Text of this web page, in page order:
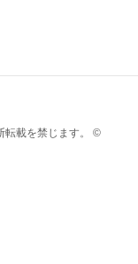
転載を禁じます。 ©